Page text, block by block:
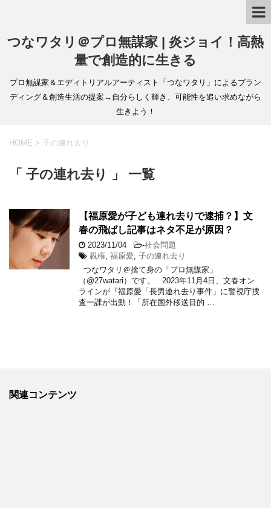
つなワタリ＠プロ無謀家 | 炎ジョイ！高熱
量で創造的に生きる
プロ無謀家＆エディトリアルアーティスト「つなワタリ」によるブラン
ディング＆創造生活の提案→自分らしく輝き、可能性を追い求めながら
生きよう！
HOME > 子の連れ去り
「 子の連れ去り 」 一覧
【福原愛が子ども連れ去りで逮捕？】文
春の飛ばし記事はネタ不足が原因？
2023/11/04 -社会問題
親権 福原愛 子の連れ去り
つなワタリ＠捨て身の「プロ無謀家」
（@27watari）です。 2023年11月4日、文春オン
ラインが『福原愛「長男連れ去り事件」に警視庁捜
査一課が出動！「所在国外移送目的 …
関連コンテンツ